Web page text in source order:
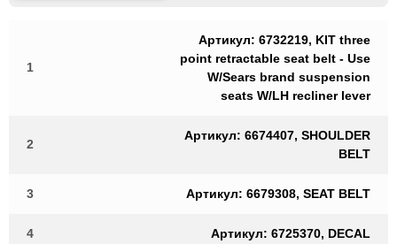
1
Артикул: 6732219, KIT three
point retractable seat belt - Use
W/Sears brand suspension
seats W/LH recliner lever
2
Артикул: 6674407, SHOULDER
BELT
3 Артикул: 6679308, SEAT BELT
4 Артикул: 6725370, DECAL